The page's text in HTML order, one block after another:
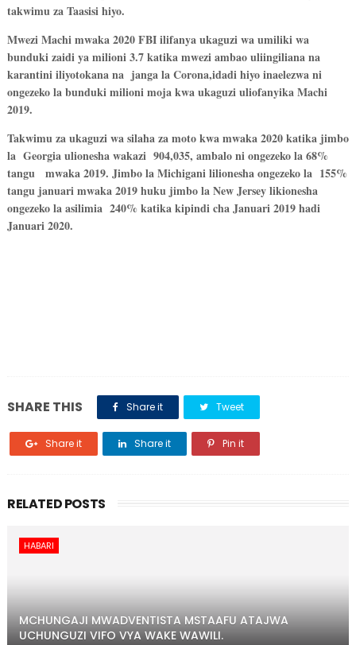
takwimu za Taasisi hiyo.
Mwezi Machi mwaka 2020 FBI ilifanya ukaguzi wa umiliki wa
bunduki zaidi ya milioni 3.7 katika mwezi ambao uliingiliana na
karantini iliyotokana na janga la Corona,idadi hiyo inaelezwa ni
ongezeko la bunduki milioni moja kwa ukaguzi uliofanyika Machi
2019.
Takwimu za ukaguzi wa silaha za moto kwa mwaka 2020 katika jimbo
la Georgia ulionesha wakazi 904,035, ambalo ni ongezeko la 68%
tangu mwaka 2019. Jimbo la Michigani lilionesha ongezeko la 155%
tangu januari mwaka 2019 huku jimbo la New Jersey likionesha
ongezeko la asilimia 240% katika kipindi cha Januari 2019 hadi
Januari 2020.
SHARE THIS Share it Tweet
Share it Share it Pin it
RELATED POSTS
HABARI
MCHUNGAJI MWADVENTISTA MSTAAFU ATAJWA
UCHUNGUZI VIFO VYA WAKE WAWILI.